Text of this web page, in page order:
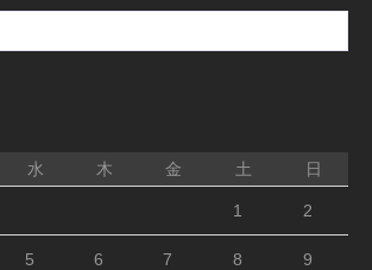
水 木 金 土 日
1 2
5 6 7 8 9